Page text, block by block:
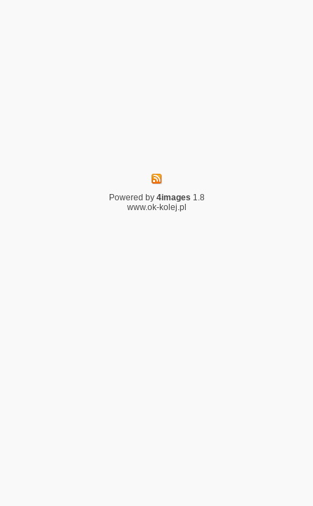
Powered by 4images 1.8
www.ok-kolej.pl